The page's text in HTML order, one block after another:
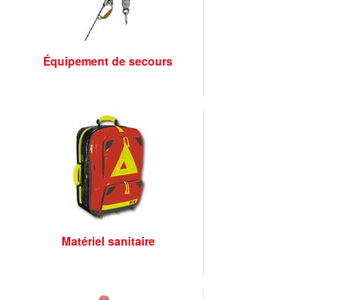
Équipement de secours
Matériel sanitaire